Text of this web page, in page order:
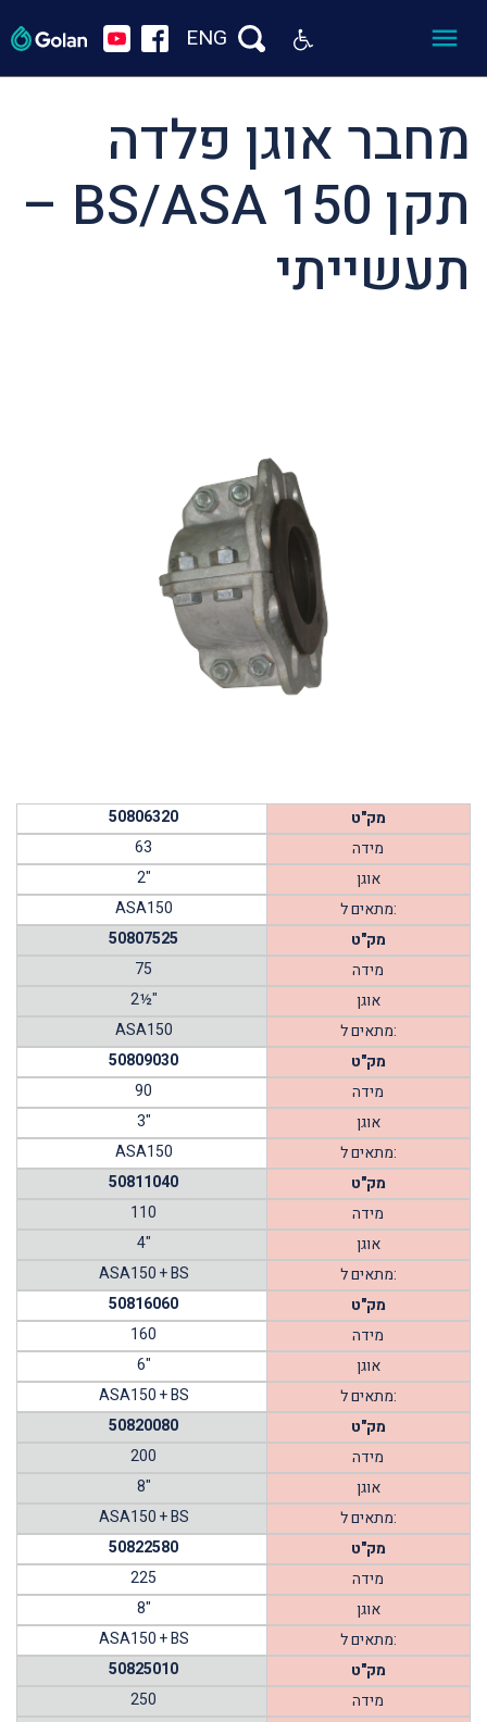
ENG
מחבר אוגן פלדה
תקן BS/ASA 150 –
תעשייתי
מק"ט
50806320
מידה
63
אוגן
2"
מתאים ל:
ASA150
מק"ט
50807525
מידה
75
אוגן
2½"
מתאים ל:
ASA150
מק"ט
50809030
מידה
90
אוגן
3"
מתאים ל:
ASA150
מק"ט
50811040
מידה
110
אוגן
4"
מתאים ל:
ASA150 + BS
מק"ט
50816060
מידה
160
אוגן
6"
מתאים ל:
ASA150 + BS
מק"ט
50820080
מידה
200
אוגן
8"
מתאים ל:
ASA150 + BS
מק"ט
50822580
מידה
225
אוגן
8"
מתאים ל:
ASA150 + BS
מק"ט
50825010
מידה
250